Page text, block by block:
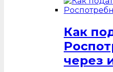
Как
через